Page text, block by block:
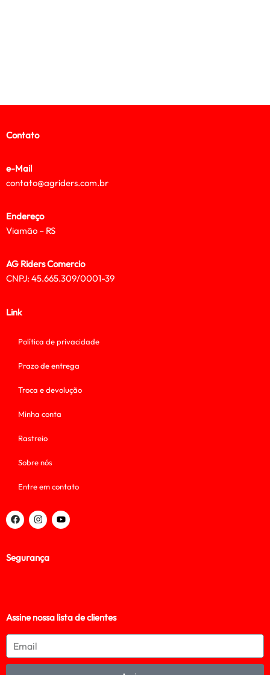
Contato
e-Mail
contato@agriders.com.br
Endereço
Viamão – RS
AG Riders Comercio
CNPJ: 45.665.309/0001-39
Link
Política de privacidade
Prazo de entrega
Troca e devolução
Minha conta
Rastreio
Sobre nós
Entre em contato
Segurança
Assine nossa lista de clientes